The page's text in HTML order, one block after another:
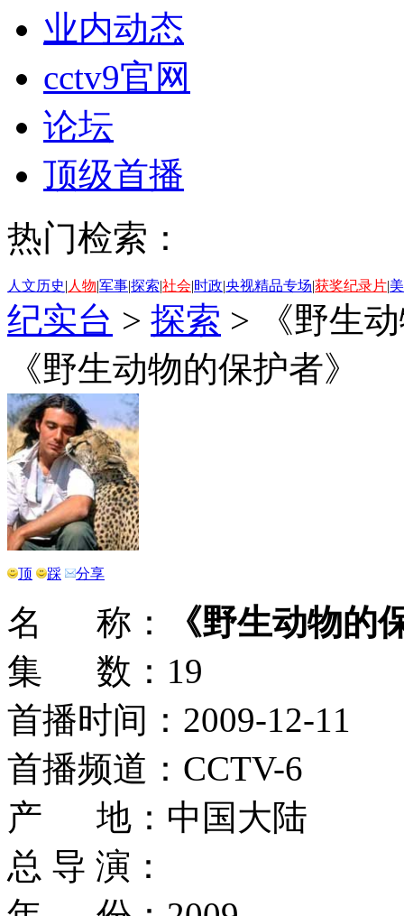
业内动态
cctv9官网
论坛
顶级首播
热门检索：
人文历史| 人物|军事|探索|社会|时政|央视精品专场|获奖纪录片|
纪实台 > 探索 >
《野生
《野生动物的保护者》
顶 踩 分享
名 称：
《野生动物的
集 数：19
首播时间：2009-12-11
首播频道：CCTV-6
产 地：中国大陆
总 导 演：